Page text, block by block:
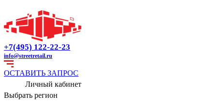
+7(495) 122-22-23
info@streetretail.ru
ОСТАВИТЬ ЗАПРОС
Личный кабинет
Выбрать регион